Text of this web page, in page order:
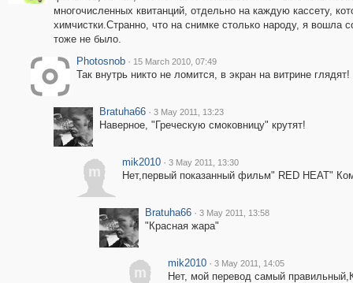
многочисленных квитанций, отдельно на каждую кассету,
химчистки.Странно, что на снимке столько народу, я вошла
тоже не было.
Photosnob · 15 March 2010, 07:49
Так внутрь никто не ломится, в экран на витрине глядят!
Bratuha66 · 3 May 2011, 13:23
Наверное, "Греческую смоковницу" крутят!
m
mik2010 · 3 May 2011, 13:30
Нет,первый показанный фильм" RED HEAT"
Bratuha66 · 3 May 2011, 13:58
"Красная жара"
m
mik2010 · 3 May 2011, 14:05
Нет, мой перевод самый